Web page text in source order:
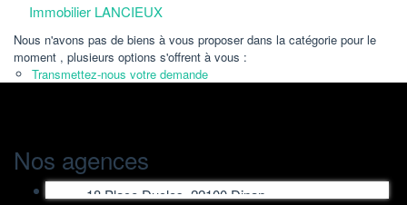
Immobilier LANCIEUX
Nous n'avons pas de biens à vous proposer dans la catégorie pour le
moment , plusieurs options s'offrent à vous :
Transmettez-nous votre demande
Nos agences
18 Place Duclos, 22100 Dinan